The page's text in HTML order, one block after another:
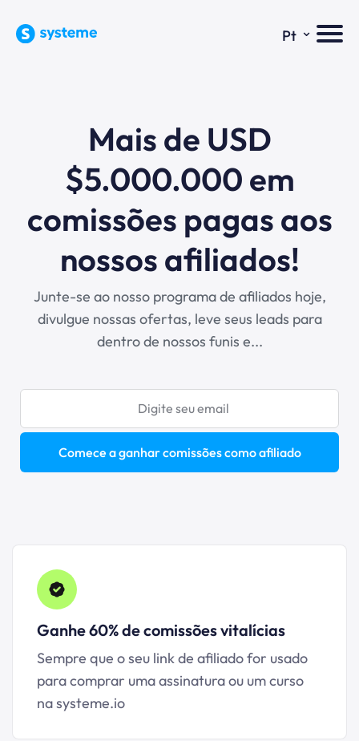
Pt ⌄
Mais de USD
$5.000.000 em
comissões pagas aos
nossos afiliados!
Junte-se ao nosso programa de afiliados hoje,
divulgue nossas ofertas, leve seus leads para
dentro de nossos funis e...
Comece a ganhar comissões como afiliado
Ganhe 60% decomissões vitalícias
Sempre que o seu link de afiliado for usado
para comprar uma assinatura ou um curso
na systeme.io